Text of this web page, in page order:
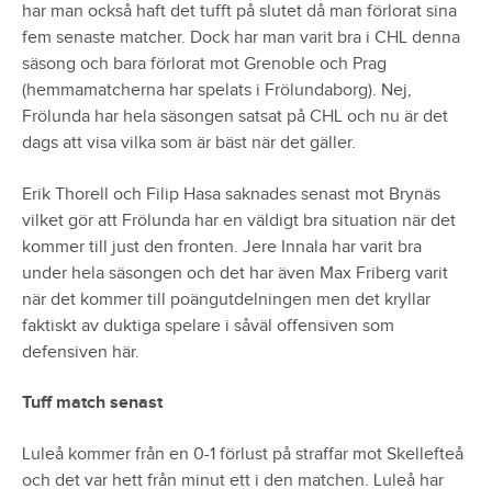
har man också haft det tufft på slutet då man förlorat sina
fem senaste matcher. Dock har man varit bra i CHL denna
säsong och bara förlorat mot Grenoble och Prag
(hemmamatcherna har spelats i Frölundaborg). Nej,
Frölunda har hela säsongen satsat på CHL och nu är det
dags att visa vilka som är bäst när det gäller.
Erik Thorell och Filip Hasa saknades senast mot Brynäs
vilket gör att Frölunda har en väldigt bra situation när det
kommer till just den fronten. Jere Innala har varit bra
under hela säsongen och det har även Max Friberg varit
när det kommer till poängutdelningen men det kryllar
faktiskt av duktiga spelare i såväl offensiven som
defensiven här.
Tuff match senast
Luleå kommer från en 0-1 förlust på straffar mot Skellefteå
och det var hett från minut ett i den matchen. Luleå har